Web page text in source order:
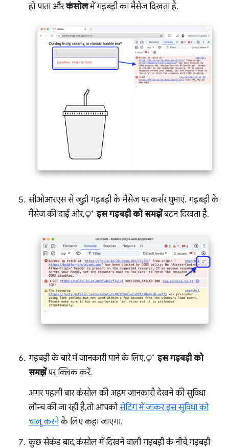
हो पाता औरकंसोलमें गड़बड़ी का मैसेज दिखता है.
सीओआरएस से जुड़ी गड़बड़ी के मैसेज पर कर्सर घुमाएं. गड़बड़ी के
मैसेज की दाईं ओर,
इस गड़बड़ी को समझेंबटन दिखता है.
गड़बड़ी के बारे में जानकारी पाने के लिए,
इस गड़बड़ी को
समझेंपर क्लिक करें.
अगर पहली बार कंसोल की अहम जानकारी देखने की सुविधा
लॉन्च की जा रही है, तो आपकोसेटिंग में जाकर इस सुविधा को
चालू करनेके लिए कहा जाएगा.
कुछ सेकंड बाद, कंसोल में दिखने वाली गड़बड़ी के नीचे, गड़बड़ी